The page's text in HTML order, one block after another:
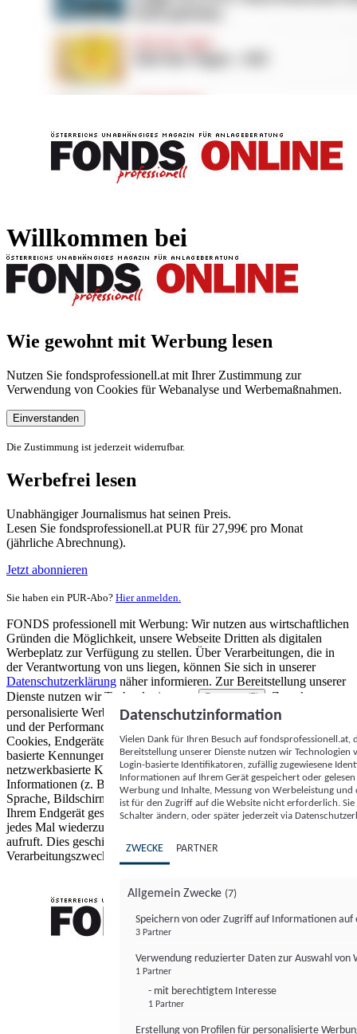
Willkommen bei
Wie gewohnt mit Werbung lesen
Nutzen Sie fondsprofessionell.at mit Ihrer Zustimmung zur
Verwendung von Cookies für Webanalyse und Werbemaßnahmen.
Einverstanden
Die Zustimmung ist jederzeit widerrufbar.
Werbefrei lesen
Unabhängiger Journalismus hat seinen Preis.
Lesen Sie fondsprofessionell.at PUR für 27,99€ pro Monat
(jährliche Abrechnung).
Jetzt abonnieren
Sie haben ein PUR-Abo? Hier anmelden.
FONDS professionell mit Werbung: Wir nutzen aus wirtschaftlichen
Gründen die Möglichkeit, unsere Webseite Dritten als digitalen
Werbeplatz zur Verfügung zu stellen. Über Verarbeitungen, die in
der Verantwortung von uns liegen, können Sie sich in unserer
Datenschutzerklärung näher informieren. Zur Bereitstellung unserer
Dienste nutzen wir Technologien von
Partnern (5)
. Zwecke:
personalisierte Werbung und Inhalte, Messung von Werbeleistung
und der Performance von Inhalten sowie Zielgruppenforschung.
Cookies, Endgeräte- oder ähnliche Online-Kennungen (z. B. login-
basierte Kennungen, zufällig generierte Kennungen,
netzwerkbasierte Kennungen) können zusammen mit anderen
Informationen (z. B. Browsertyp und Browserinformationen,
Sprache, Bildschirmgröße, unterstützte Technologien usw.) auf
Ihrem Endgerät gespeichert oder von dort ausgelesen werden, um es
jedes Mal wiederzuerkennen, wenn es eine App oder einer Webseite
aufruft. Dies geschieht für einen oder mehrere der hier aufgeführten
Verarbeitungszwecke.
Datenschutzinformation
Vielen Dank für Ihren Besuch auf
Bereitstellung unserer Dienste nutzen wir Technologien
Login-basierte Identifikatoren, zufällig zugewiesene
Informationen auf Ihrem Gerät gespeichert oder
Werbung und Inhalte, Messung von Werbeleistung
ist für den Zugriff auf die Website nicht erforderlich.
Schalter ändern, oder später jederzeit via
ZWECKE PARTNER
Allgemein Zwecke (7)
Speichern von oder Zugriff auf Informationen auf
3 Partner
Verwendung reduzierter Daten zur Auswahl von
1 Partner
- mit berechtigtem Interesse
1 Partner
Erstellung von Profilen für personalisierte
FONDS professionell